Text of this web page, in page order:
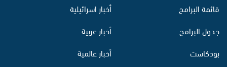
قائمة البرامج
جدول البرامج
بودكاست
أخبار اسرائيلية
أخبار عربية
أخبار عالمية